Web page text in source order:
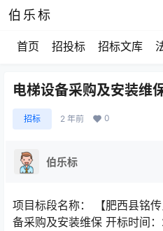
伯乐标
首页 招投标 招标文库
电梯设备采购及安装维
招标 2 年前 0
伯乐标
项目标段名称： 【肥西县铭
备采购及安装维保 开标时间